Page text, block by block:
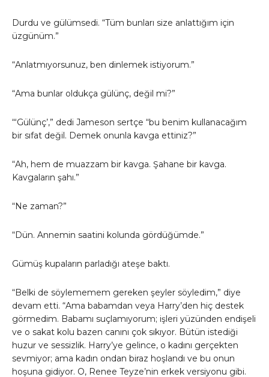
Durdu ve gülümsedi. “Tüm bunları size anlattığım için
üzgünüm.”
“Anlatmıyorsunuz, ben dinlemek istiyorum.”
“Ama bunlar oldukça gülünç, değil mi?”
“‘Gülünç’,” dedi Jameson sertçe “bu benim kullanacağım
bir sıfat değil. Demek onunla kavga ettiniz?”
“Ah, hem de muazzam bir kavga. Şahane bir kavga.
Kavgaların şahı.”
“Ne zaman?”
“Dün. Annemin saatini kolunda gördüğümde.”
Gümüş kupaların parladığı ateşe baktı.
“Belki de söylememem gereken şeyler söyledim,” diye
devam etti. “Ama babamdan veya Harry’den hiç destek
görmedim. Babamı suçlamıyorum; işleri yüzünden endişeli
ve o sakat kolu bazen canını çok sıkıyor. Bütün istediği
huzur ve sessizlik. Harry’ye gelince, o kadını gerçekten
sevmiyor; ama kadın ondan biraz hoşlandı ve bu onun
hoşuna gidiyor. O, Renee Teyze’nin erkek versiyonu gibi.